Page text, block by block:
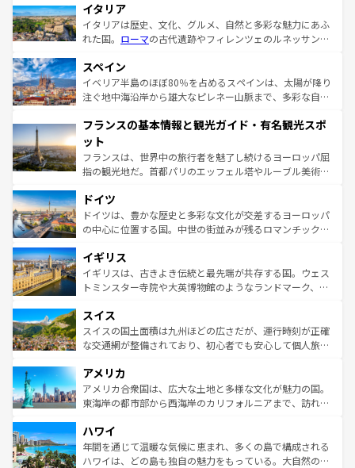
イタリア
イタリアは歴史、文化、グルメ、自然と多彩な魅力にあふ
れた国。 ローマの古代遺跡やフィレンツェのルネッサンス
ろん、トスカーナの美しい田園風景やアマルフィ海岸の絶
景など、自然景観も見逃せない。観光の合間には、本場の
ピザやパスタなど、絶品のイタリア料理を堪能することも
ませてくれるイタリアで、忘れられない旅をしてみよう！
なお、新着のイタリア情報は
しい。
スペイン
イベリア半島のほぼ80％を占めるスペインは、太陽が降り
注ぐ地中海沿岸から雄大なピレネー山脈まで、多彩な自然
文化が根付くこの国では、情熱的なフラメンコ、熱気あふ
れる闘牛、そして美味しいタパスが生活の一部となってい
る。首都マドリードの洗練された雰囲気や、バルセロナの
アートに溢れた街角から、地方では古代ローマ遺跡や中世
せる。地方によって風土や気候が異なるスペインはその個
性で訪れる人を魅了する。 なお、新着のスペイン情報は コ
ンテンツ一覧を参照してほしい。
フランスの基本情報と観光ガイド・有名観光スポ
ット
フランスは、世界中の旅行者を魅了し続けるヨーロッパ屈
指の観光地だ。首都パリのエッフェル塔やルーブル美術館
で、幅広い魅力が詰まっている。華麗な宮殿、歴史的な大
聖堂、美しいビーチ、そして豊かな自然が、訪れる者を心
から魅了する。また、フランスは美食の国としても知ら
いる。シャンパンの発祥地であるランス、プロヴァンスの
香り高いラベンダー畑など、多彩な楽しみ方が可能だ。さ
らに、パリ以外の地域にも魅力が溢れており、どの街角に
れる地方に足を運ぶとそれぞれで全く異なる文化を体験で
きるだろう。 なお、新着のフランス情報はコンテンツ一覧
を参照してほしい。
ドイツ
ドイツは、豊かな歴史と多彩な文化が交差するヨーロッパ
の中心に位置する国。中世の街並みが残るロマンチック街
顔を持つこの国は、どこを歩いても飽きることがない。ベ
ルリンの文化的活気、バイエルン州のアルプスの絶景、そ
してライン川沿いのワイン畑といった風景は必見。ビール
は、お酒好きな人にはぜひ体験してほしい。 なお、新着の
ドイツ情報はコンテンツ一覧を参照してほしい。
イギリス
イギリスは、古きよき伝統と最先端が共存する国。ウェス
トミンスター寺院や大英博物館のようなランドマーク、歴
リアごとに異なる魅力がある。また、優雅なアフタヌーン
ティー、ビール好きにはたまらない英国パブ、サッカー観
戦など、本場だからこそできる体験も豊富。イギリスを旅
ンツ一覧を参照してほしい。
スイス
スイスの国土面積は九州ほどの広さだが、運行時刻が正確
な交通網が整備されており、初心者でも安心して個人旅行
の建物がそのまま残る町や、スイスならではのユニークな
博物館もあり、アルプス観光だけでなく町歩きも満喫する
ことができる。国民の所得が高いため物価も高いが、旅行
ば市内交通費無料で観光を楽しむこともできる。 なお、新
着のスイス情報はコンテンツ一覧 を参照してほしい。
アメリカ
アメリカ合衆国は、広大な土地と多様な文化が魅力の国。
東海岸の都市部から西海岸のカリフォルニアまで、訪れる
のような巨大都市は、観光、ショッピング、エンターテイ
ンメントが詰まった刺激的なスポットだ。一方、アメリカ
西部には大自然が広がり、グランドキャニオンやイエロー
ハワイ
年間を通じて温暖な気候に恵まれ、多くの島で構成される
ハワイは、どの島も独自の魅力をもっている。大自然の神